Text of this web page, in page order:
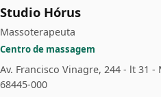
Studio Hórus
Massoterapeuta
Centro de massagem
Av. Francisco Vinagre, 244 - lt 31
68445-000